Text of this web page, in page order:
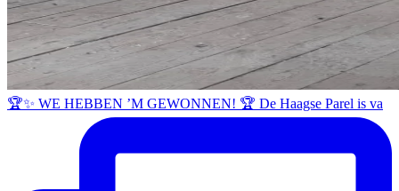
🏆✨ WE HEBBEN ’M GEWONNEN! 🏆 De Haagse Parel is va